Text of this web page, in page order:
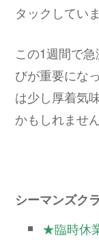
タックしてい
この1週間で
びが重要にな
は少し厚着気
かもしれません
シーマンズク
★臨時休